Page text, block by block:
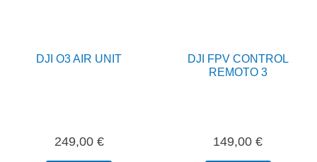
DJI O3 AIR UNIT
249,00 €
DJI FPV CONTROL
REMOTO 3
149,00€